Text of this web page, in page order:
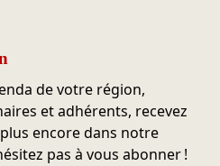
de votre région,
et adhérents, recevez
encore dans notre
pas à vous abonner !